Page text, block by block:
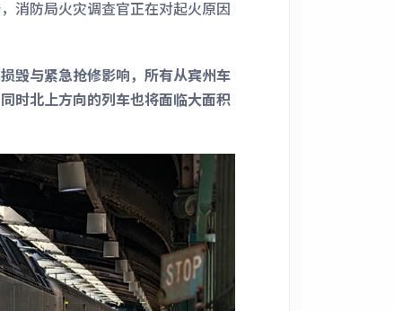
消防局火灾调查官正在对起火原因
毁与紧急抢修影响，所有从宾州车
时北上方向的列车也将面临大面积